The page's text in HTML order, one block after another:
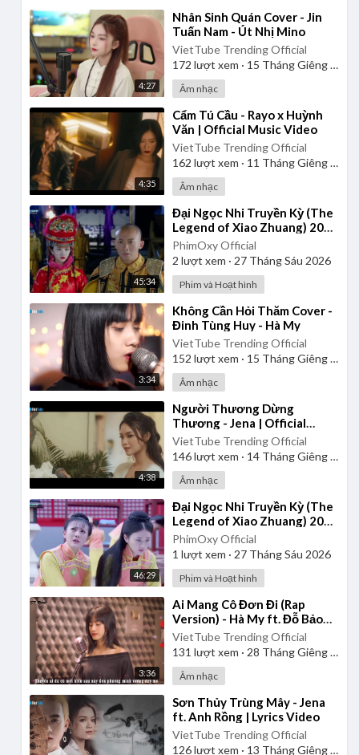
4:27
⁣Nhân Sinh Quán Cover - Jin
Tuấn Nam - Út Nhị Mino
VietTube Trending Official
172 lượt xem · 15 Tháng Giêng 2025
Âm nhạc
4:35
⁣Cẩm Tú Cầu - Rayo x Huỳnh
Văn | Official Music Video
VietTube Trending Official
162 lượt xem · 11 Tháng Giêng 2025
Âm nhạc
45:34
⁣Đại Ngọc Nhi Truyền Kỳ (The
Legend of Xiao Zhuang) 2015
- Tập 21 | Lồng Tiếng
PhimOxy Official
2 lượt xem · 27 Tháng Sáu 2026
Phim và Hoạt hình
3:34
⁣Không Cần Hỏi Thăm Cover -
Đinh Tùng Huy - Hà My
VietTube Trending Official
152 lượt xem · 15 Tháng Giêng 2025
Âm nhạc
4:38
⁣Người Thương Dừng
Thương - Jena | Official
Music Video
VietTube Trending Official
146lượt xem · 14 Tháng Giêng 2025
Âm nhạc
46:29
⁣Đại Ngọc Nhi Truyền Kỳ (The
Legend of Xiao Zhuang) 2015
- Tập 30 | Lồng Tiếng
PhimOxy Official
1 lượt xem · 27 Tháng Sáu 2026
Phim và Hoạt hình
3:36
⁣Ai Mang Cô Đơn Đi (Rap
Version) - Hà My ft. Đỗ Bảo
Lâm
VietTube Trending Official
131 lượt xem · 28 Tháng Giêng 2025
Âm nhạc
⁣Sơn Thủy Trùng Mây - Jena
ft. Anh Rồng | Lyrics Video
VietTube Trending Official
126lượt xem · 13 Tháng Giêng 2025